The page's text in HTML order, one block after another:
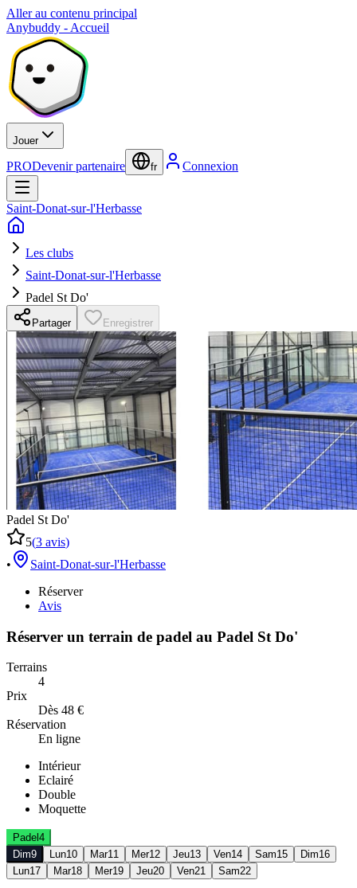
Aller au contenu principal
Anybuddy - Accueil
Jouer
PRODevenir partenaire fr Connexion
Saint-Donat-sur-l'Herbasse
Les clubs
Saint-Donat-sur-l'Herbasse
Padel St Do'
Partager Enregistrer
Padel St Do'
5(3 avis)
•
Saint-Donat-sur-l'Herbasse
Réserver
Avis
Réserver un terrain de padel au Padel St Do'
Terrains
4
Prix
Dès 48 €
Réservation
En ligne
Intérieur
Eclairé
Double
Moquette
Padel 4
Dim9 Lun10 Mar11 Mer12 Jeu13 Ven14 Sam15 Dim16
Lun17 Mar18 Mer19 Jeu20 Ven21 Sam22